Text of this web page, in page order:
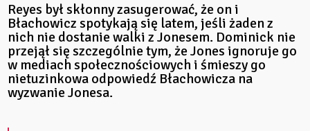
Reyes był skłonny zasugerować, że on i
Błachowicz spotykają się latem, jeśli żaden z
nich nie dostanie walki z Jonesem. Dominick nie
przejął się szczególnie tym, że Jones ignoruje go
w mediach społecznościowych i śmieszy go
nietuzinkowa odpowiedź Błachowicza na
wyzwanie Jonesa.